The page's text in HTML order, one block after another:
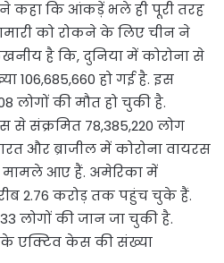
कहा कि आंकड़ें भले ही पूरी तरह
को रोकने के लिए चीन ने
है कि, दुनिया में कोरोना से
106,685,660 हो गई है. इस
लोगों की मौत हो चुकी है.
से संक्रमित 78,385,220 लोग
और ब्राजील में कोरोना वायरस
आए हैं. अमेरिका में
2.76 करोड़ तक पहुंच चुके हैं.
लोगों की जान जा चुकी है.
के एक्टिव केस की संख्या